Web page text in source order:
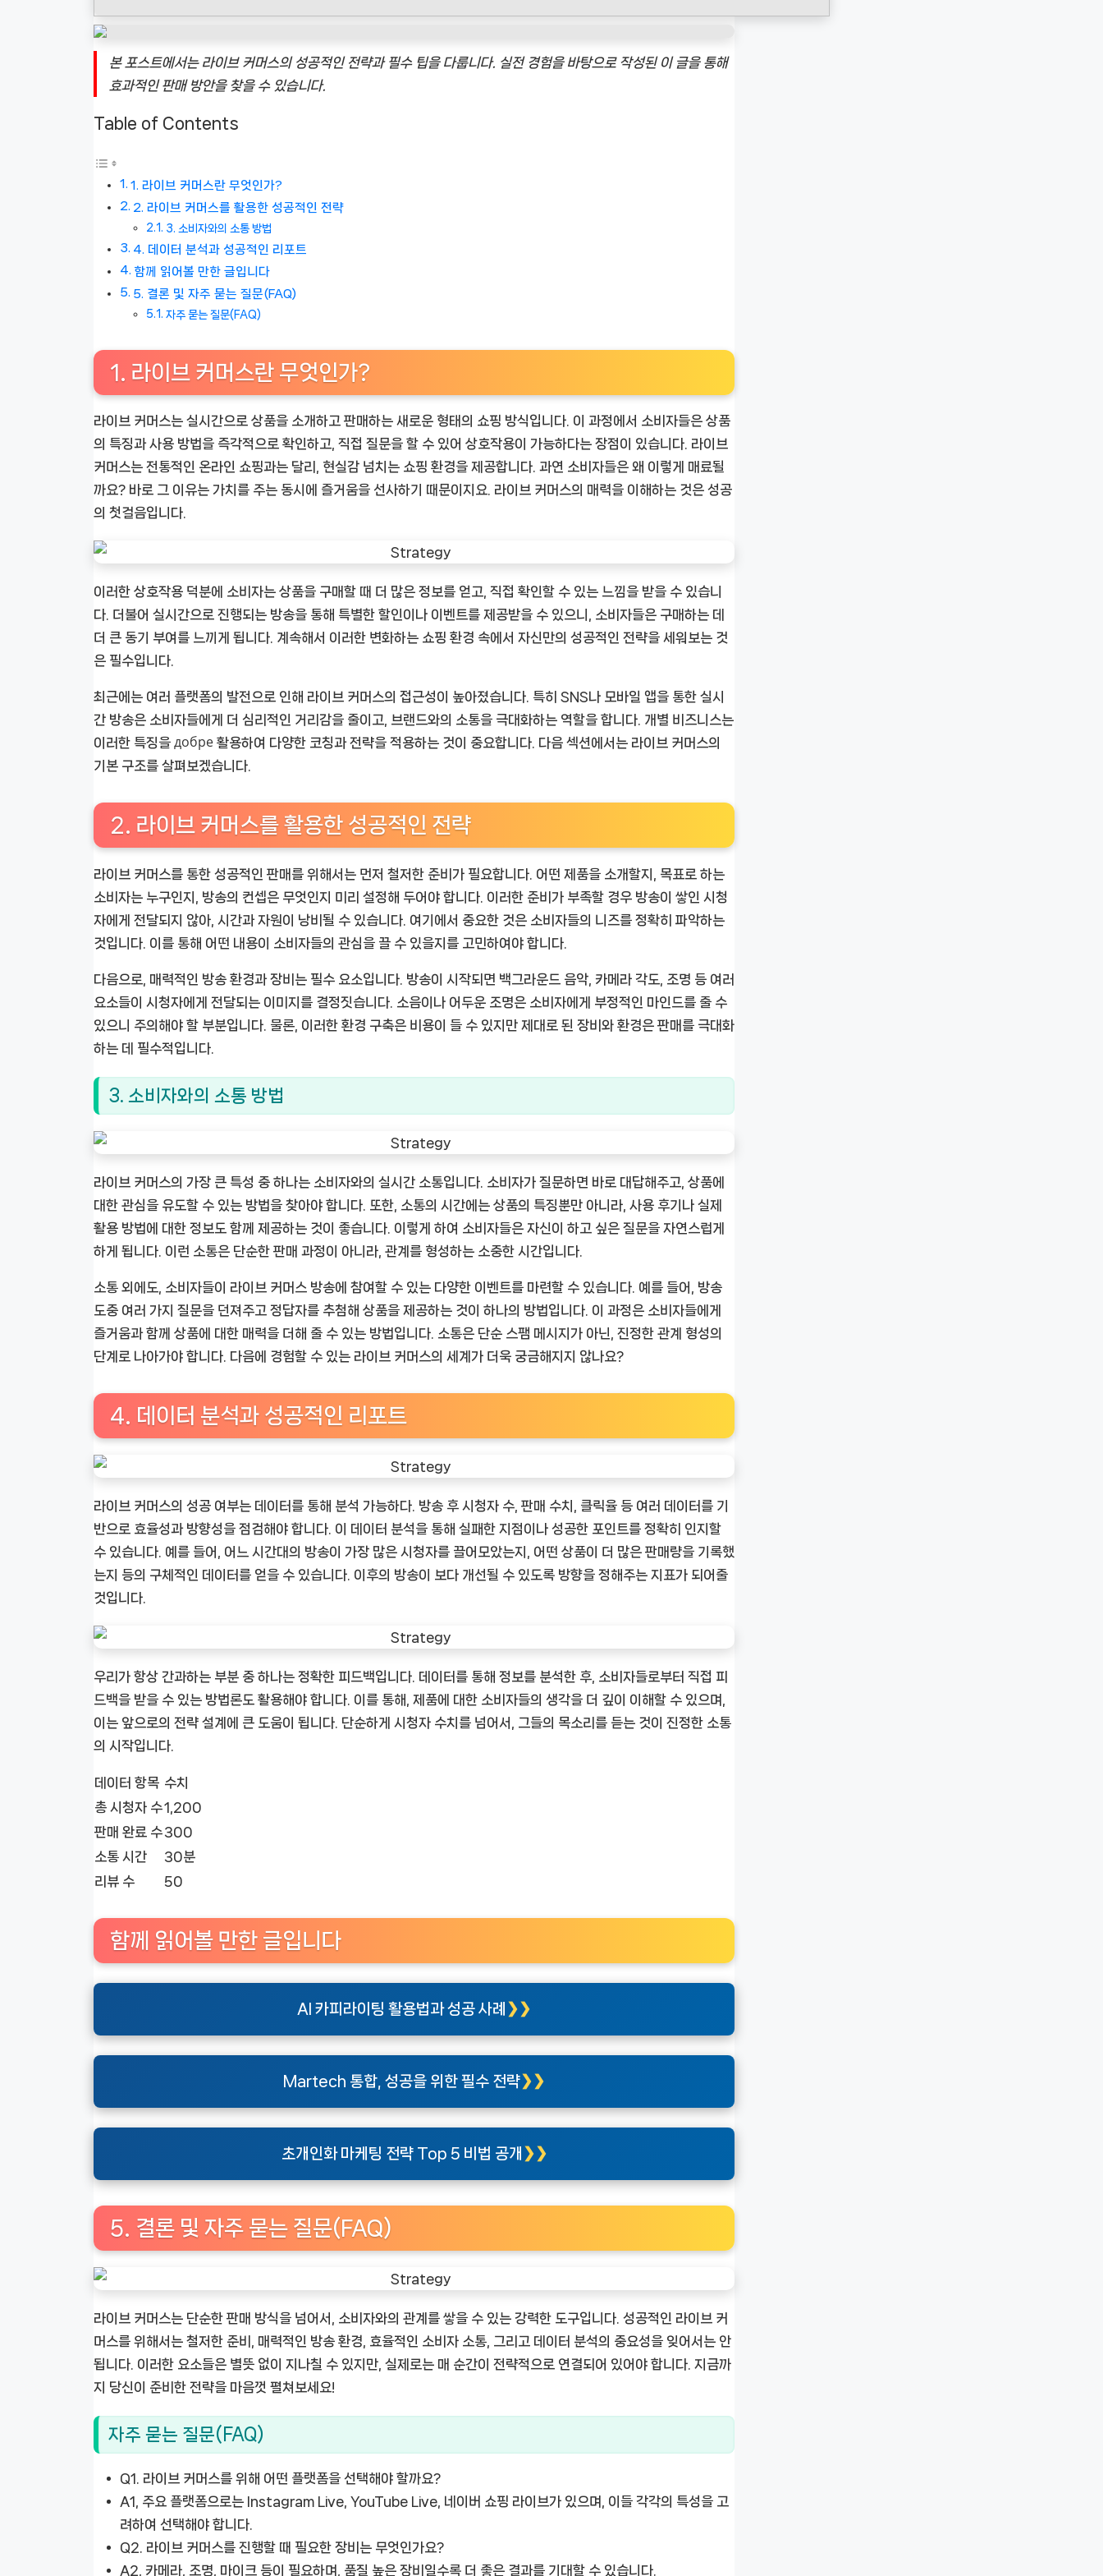
본 포스트에서는 라이브 커머스의 성공적인 전략과 필수 팁을 다룹니다. 실전 경험을 바탕으로 작성된 이 글을 통해
효과적인 판매 방안을 찾을 수 있습니다.
Table of Contents
1. 라이브 커머스란 무엇인가?
2. 라이브 커머스를 활용한 성공적인 전략
3. 소비자와의 소통 방법
4. 데이터 분석과 성공적인 리포트
함께 읽어볼 만한 글입니다
5. 결론 및 자주 묻는 질문(FAQ)
자주 묻는 질문(FAQ)
1. 라이브 커머스란 무엇인가?
라이브 커머스는 실시간으로 상품을 소개하고 판매하는 새로운 형태의 쇼핑 방식입니다. 이 과정에서 소비자들은 상품
의 특징과 사용 방법을 즉각적으로 확인하고, 직접 질문을 할 수 있어 상호작용이 가능하다는 장점이 있습니다. 라이브
커머스는 전통적인 온라인 쇼핑과는 달리, 현실감 넘치는 쇼핑 환경을 제공합니다. 과연 소비자들은 왜 이렇게 매료될
까요? 바로 그 이유는 가치를 주는 동시에 즐거움을 선사하기 때문이지요. 라이브 커머스의 매력을 이해하는 것은 성공
의 첫걸음입니다.
이러한 상호작용 덕분에 소비자는 상품을 구매할 때 더 많은 정보를 얻고, 직접 확인할 수 있는 느낌을 받을 수 있습니
다. 더불어 실시간으로 진행되는 방송을 통해 특별한 할인이나 이벤트를 제공받을 수 있으니, 소비자들은 구매하는 데
더 큰 동기 부여를 느끼게 됩니다. 계속해서 이러한 변화하는 쇼핑 환경 속에서 자신만의 성공적인 전략을 세워보는 것
은 필수입니다.
최근에는 여러 플랫폼의 발전으로 인해 라이브 커머스의 접근성이 높아졌습니다. 특히 SNS나 모바일 앱을 통한 실시
간 방송은 소비자들에게 더 심리적인 거리감을 줄이고, 브랜드와의 소통을 극대화하는 역할을 합니다. 개별 비즈니스는
이러한 특징을 добре 활용하여 다양한 코칭과 전략을 적용하는 것이 중요합니다. 다음 섹션에서는 라이브 커머스의
기본 구조를 살펴보겠습니다.
2. 라이브 커머스를 활용한 성공적인 전략
라이브 커머스를 통한 성공적인 판매를 위해서는 먼저 철저한 준비가 필요합니다. 어떤 제품을 소개할지, 목표로 하는
소비자는 누구인지, 방송의 컨셉은 무엇인지 미리 설정해 두어야 합니다. 이러한 준비가 부족할 경우 방송이 쌓인 시청
자에게 전달되지 않아, 시간과 자원이 낭비될 수 있습니다. 여기에서 중요한 것은 소비자들의 니즈를 정확히 파악하는
것입니다. 이를 통해 어떤 내용이 소비자들의 관심을 끌 수 있을지를 고민하여야 합니다.
다음으로, 매력적인 방송 환경과 장비는 필수 요소입니다. 방송이 시작되면 백그라운드 음악, 카메라 각도, 조명 등 여러
요소들이 시청자에게 전달되는 이미지를 결정짓습니다. 소음이나 어두운 조명은 소비자에게 부정적인 마인드를 줄 수
있으니 주의해야 할 부분입니다. 물론, 이러한 환경 구축은 비용이 들 수 있지만 제대로 된 장비와 환경은 판매를 극대화
하는 데 필수적입니다.
3. 소비자와의 소통 방법
라이브 커머스의 가장 큰 특성 중 하나는 소비자와의 실시간 소통입니다. 소비자가 질문하면 바로 대답해주고, 상품에
대한 관심을 유도할 수 있는 방법을 찾아야 합니다. 또한, 소통의 시간에는 상품의 특징뿐만 아니라, 사용 후기나 실제
활용 방법에 대한 정보도 함께 제공하는 것이 좋습니다. 이렇게 하여 소비자들은 자신이 하고 싶은 질문을 자연스럽게
하게 됩니다. 이런 소통은 단순한 판매 과정이 아니라, 관계를 형성하는 소중한 시간입니다.
소통 외에도, 소비자들이 라이브 커머스 방송에 참여할 수 있는 다양한 이벤트를 마련할 수 있습니다. 예를 들어, 방송
도중 여러 가지 질문을 던져주고 정답자를 추첨해 상품을 제공하는 것이 하나의 방법입니다. 이 과정은 소비자들에게
즐거움과 함께 상품에 대한 매력을 더해 줄 수 있는 방법입니다. 소통은 단순 스팸 메시지가 아닌, 진정한 관계 형성의
단계로 나아가야 합니다. 다음에 경험할 수 있는 라이브 커머스의 세계가 더욱 궁금해지지 않나요?
4. 데이터 분석과 성공적인 리포트
라이브 커머스의 성공 여부는 데이터를 통해 분석 가능하다. 방송 후 시청자 수, 판매 수치, 클릭율 등 여러 데이터를 기
반으로 효율성과 방향성을 점검해야 합니다. 이 데이터 분석을 통해 실패한 지점이나 성공한 포인트를 정확히 인지할
수 있습니다. 예를 들어, 어느 시간대의 방송이 가장 많은 시청자를 끌어모았는지, 어떤 상품이 더 많은 판매량을 기록했
는지 등의 구체적인 데이터를 얻을 수 있습니다. 이후의 방송이 보다 개선될 수 있도록 방향을 정해주는 지표가 되어줄
것입니다.
우리가 항상 간과하는 부분 중 하나는 정확한 피드백입니다. 데이터를 통해 정보를 분석한 후, 소비자들로부터 직접 피
드백을 받을 수 있는 방법론도 활용해야 합니다. 이를 통해, 제품에 대한 소비자들의 생각을 더 깊이 이해할 수 있으며,
이는 앞으로의 전략 설계에 큰 도움이 됩니다. 단순하게 시청자 수치를 넘어서, 그들의 목소리를 듣는 것이 진정한 소통
의 시작입니다.
데이터 항목 수치
총 시청자 수1,200
판매 완료 수300
소통 시간
30분
리뷰 수
50
함께 읽어볼 만한 글입니다
AI 카피라이팅 활용법과 성공 사례
Martech 통합, 성공을 위한 필수 전략
초개인화 마케팅 전략 Top 5 비법 공개
5. 결론 및 자주 묻는 질문(FAQ)
라이브 커머스는 단순한 판매 방식을 넘어서, 소비자와의 관계를 쌓을 수 있는 강력한 도구입니다. 성공적인 라이브 커
머스를 위해서는 철저한 준비, 매력적인 방송 환경, 효율적인 소비자 소통, 그리고 데이터 분석의 중요성을 잊어서는 안
됩니다. 이러한 요소들은 별뜻 없이 지나칠 수 있지만, 실제로는 매 순간이 전략적으로 연결되어 있어야 합니다. 지금까
지 당신이 준비한 전략을 마음껏 펼쳐보세요!
자주 묻는 질문(FAQ)
Q1.
라이브 커머스를 위해 어떤 플랫폼을 선택해야 할까요?
A1, 주요 플랫폼으로는 Instagram Live, YouTube Live, 네이버 쇼핑 라이브가 있으며, 이들 각각의 특성을 고
려하여 선택해야 합니다.
Q2. 라이브 커머스를 진행할 때 필요한 장비는 무엇인가요?
A2, 카메라, 조명, 마이크 등이 필요하며, 품질 높은 장비일수록 더 좋은 결과를 기대할 수 있습니다.